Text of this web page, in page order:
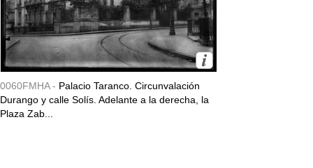
0060FMHA - Palacio Taranco. Circunvalación
Durango y calle Solís. Adelante a la derecha, la
Plaza Zab...